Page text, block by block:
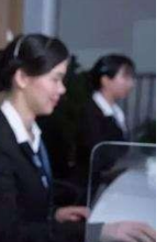
维修上门联系
（2）400-186
服网点全国预约
400-1865-909